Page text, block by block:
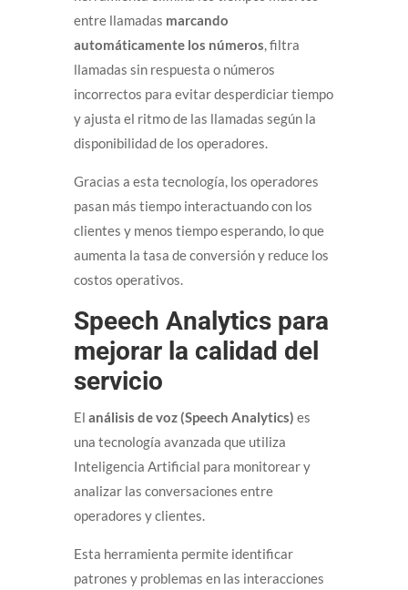
entre llamadas marcando
automáticamente los números, filtra
llamadas sin respuesta o números
incorrectos para evitar desperdiciar tiempo
y ajusta el ritmo de las llamadas según la
disponibilidad de los operadores.
Gracias a esta tecnología, los operadores
pasan más tiempo interactuando con los
clientes y menos tiempo esperando, lo que
aumenta la tasa de conversión y reduce los
costos operativos.
Speech Analytics para
mejorar la calidad del
servicio
El análisis de voz (Speech Analytics) es
una tecnología avanzada que utiliza
Inteligencia Artificial para monitorear y
analizar las conversaciones entre
operadores y clientes.
Esta herramienta permite identificar
patrones y problemas en las interacciones